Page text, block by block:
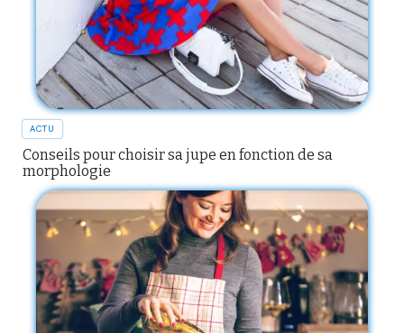
ACTU
Conseils pour choisir sa jupe en fonction de sa
morphologie